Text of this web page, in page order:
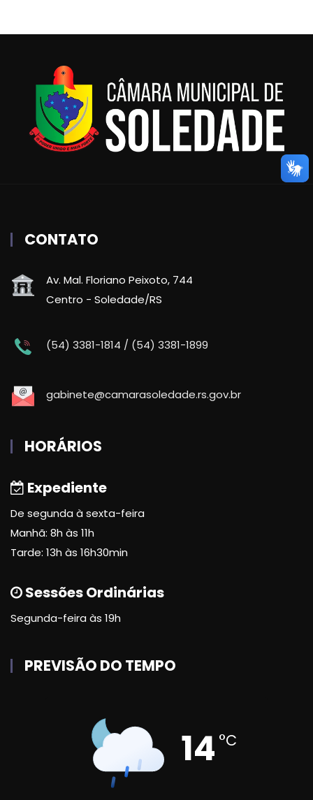
CONTATO
Av. Mal. Floriano Peixoto, 744
Centro - Soledade/RS
(54) 3381-1814 / (54) 3381-1899
gabinete@camarasoledade.rs.gov.br
HORÁRIOS
Expediente
De segunda à sexta-feira
Manhã: 8h às 11h
Tarde: 13h às 16h30min
Sessões Ordinárias
Segunda-feira às 19h
PREVISÃO DO TEMPO
14 °C